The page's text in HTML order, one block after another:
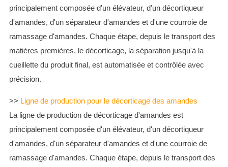
principalement composée d'un élévateur, d'un décortiqueur
d'amandes, d'un séparateur d'amandes et d'une courroie de
ramassage d'amandes. Chaque étape, depuis le transport des
matières premières, le décorticage, la séparation jusqu'à la
cueillette du produit final, est automatisée et contrôlée avec
précision.
>> Ligne de production pour le décorticage des amandes
La ligne de production de décorticage d'amandes est
principalement composée d'un élévateur, d'un décortiqueur
d'amandes, d'un séparateur d'amandes et d'une courroie de
ramassage d'amandes. Chaque étape, depuis le transport des